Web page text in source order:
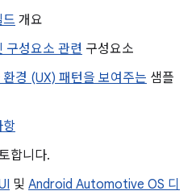
개요
구성요소 관련 구성요소
경 (UX) 패턴을 보여주는 샘플
항
합니다.
및 Android Automotive OS 디